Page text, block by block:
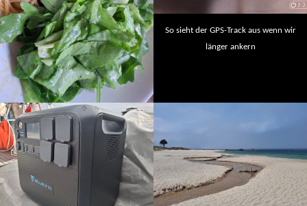
So sieht der GPS-Track aus wenn wir
länger ankern